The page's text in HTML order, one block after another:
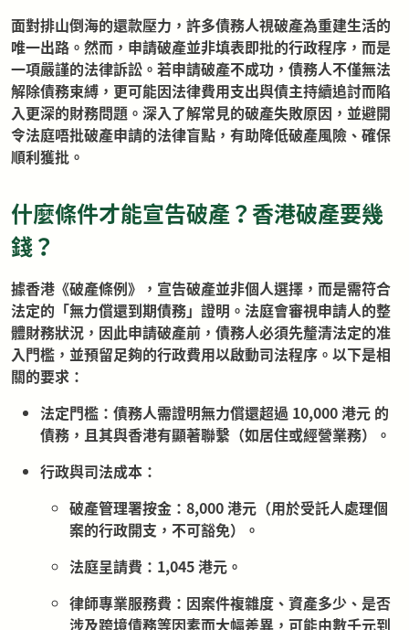
面對排山倒海的還款壓力，許多債務人視破產為重建生活的
唯一出路。然而，申請破產並非填表即批的行政程序，而是
一項嚴謹的法律訴訟。若申請破產不成功，債務人不僅無法
解除債務束縛，更可能因法律費用支出與債主持續追討而陷
入更深的財務問題。深入了解常見的破產失敗原因，並避開
令法庭唔批破產申請的法律盲點，有助降低破產風險、確保
順利獲批 。
什麼條件才能宣告破產？香港破產要幾
錢？
據香港《破產條例》，宣告破產並非個人選擇，而是需符合
法定的「無力償還到期債務」證明。法庭會審視申請人的整
體財務狀況，因此申請破產前，債務人必須先釐清法定的准
入門檻，並預留足夠的行政費用以啟動司法程序。以下是相
關的要求：
法定門檻：債務人需證明無力償還超過 10,000 港元 的
債務，且其與香港有顯著聯繫（如居住或經營業務）。
行政與司法成本：
破產管理署按金：8,000 港元（用於受託人處理個
案的行政開支，不可豁免）。
法庭呈請費：1,045 港元。
律師專業服務費：因案件複雜度、資產多少、是否
涉及跨境債務等因素而大幅差異，可能由數千元到